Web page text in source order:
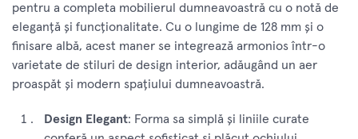
pentru a completa mobilierul dumneavoastră cu o notă de
eleganță și funcționalitate. Cu o lungime de 128 mm și o
finisare albă, acest maner se integrează armonios într-o
varietate de stiluri de design interior, adăugând un aer
proaspăt și modern spațiului dumneavoastră.
Design Elegant: Forma sa simplă și liniile curate